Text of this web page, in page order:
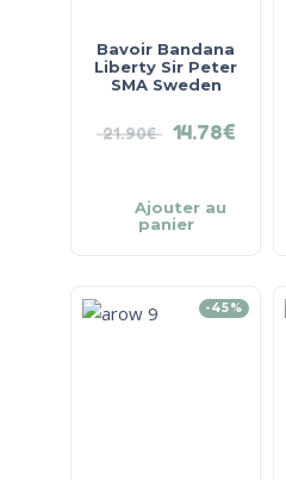
Bavoir Bandana
Liberty Sir Peter
SMA Sweden
21.90€ 14.78€
Ajouter au
panier
-45%